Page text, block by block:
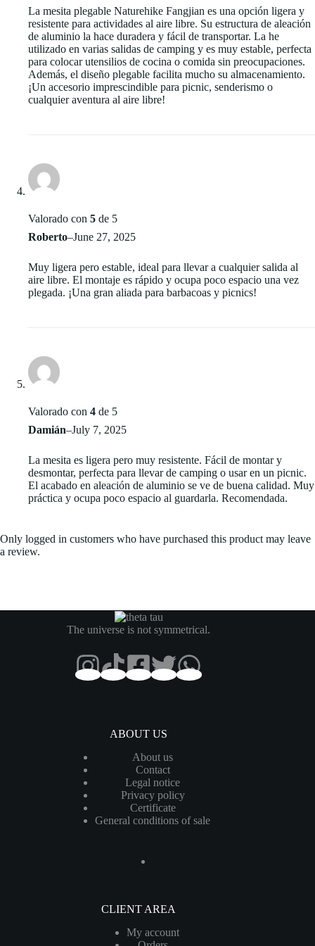
La mesita plegable Naturehike Fangjian es una opción ligera y
resistente para actividades al aire libre. Su estructura de aleación
de aluminio la hace duradera y fácil de transportar. La he
utilizado en varias salidas de camping y es muy estable, perfecta
para colocar utensilios de cocina o comida sin preocupaciones.
Además, el diseño plegable facilita mucho su almacenamiento.
¡Un accesorio imprescindible para picnic, senderismo o
cualquier aventura al aire libre!
Valorado con 5 de 5
Roberto–June 27, 2025
Muy ligera pero estable, ideal para llevar a cualquier salida al
aire libre. El montaje es rápido y ocupa poco espacio una vez
plegada. ¡Una gran aliada para barbacoas y picnics!
Valorado con 4 de 5
Damián–July 7, 2025
La mesita es ligera pero muy resistente. Fácil de montar y
desmontar, perfecta para llevar de camping o usar en un picnic.
El acabado en aleación de aluminio se ve de buena calidad. Muy
práctica y ocupa poco espacio al guardarla. Recomendada.
Only logged in customers who have purchased this product may leave
a review.
The universe is not symmetrical.
ABOUT US
About us
Contact
Legal notice
Privacy policy
Certificate
General conditions of sale
CLIENT AREA
My account